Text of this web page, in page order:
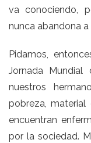
va conociendo,
nunca abandona a
Pidamos,
Jornada
nuestros
pobreza,
encuentran
por la sociedad.